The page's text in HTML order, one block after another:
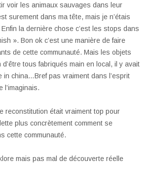
voir les animaux sauvages dans leur
surement dans ma tête, mais je n’étais
la dernière chose c’est les stops dans
». Bon ok c’est une manière de faire
de cette communauté. Mais les objets
tous fabriqués main en local, il y avait
in china…Bref pas vraiment dans l’esprit
l’imaginais.
reconstitution était vraiment top pour
plus concrètement comment se
cette communauté.
mais pas mal de découverte réelle